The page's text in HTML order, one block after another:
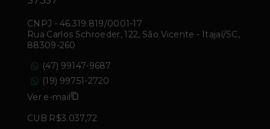
CNPJ - 46.319.819/0001-17
Rua Carlos Schroeder, 122, São Vicente - Itajaí/SC,
88309-260
(47) 99147-9687
(19) 99751-2720
Ver e-mail
CUB R$3.037,72